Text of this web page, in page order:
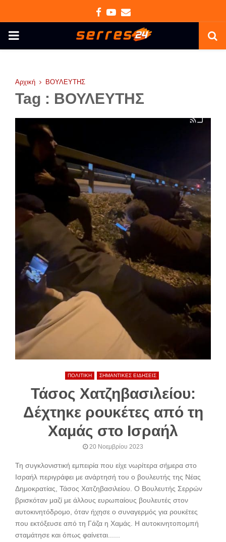
Facebook
Youtube
Email
PRIMARY
Αρχική ΒΟΥΛΕΥΤΗΣ
Tag : ΒΟΥΛΕΥΤΗΣ
ΠΟΛΙΤΙΚΗ ΣΗΜΑΝΤΙΚΕΣ ΕΙΔΗΣΕΙΣ
Τάσος Χατζηβασιλείου:
Δέχτηκε ρουκέτες από τη
Χαμάς στο Ισραήλ
20 Νοεμβρίου 2023
Τη συγκλονιστική εμπειρία που είχε νωρίτερα σήμερα στο
Ισραήλ περιγράφει με ανάρτησή του ο βουλευτής της Νέας
Δημοκρατίας, Τάσος Χατζηβασιλείου. Ο Βουλευτής Σερρών
βρισκόταν μαζί με άλλους ευρωπαίους βουλευτές στον
αυτοκινητόδρομο, όταν ήχησε ο συναγερμός για ρουκέτες
που εκτόξευσε από τη Γάζα η Χαμάς. Η αυτοκινητοπομπή
σταμάτησε και όπως φαίνεται......